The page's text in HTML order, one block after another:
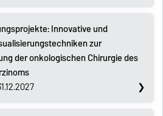
Innovative und
zur
der onkologischen Chirurgie des